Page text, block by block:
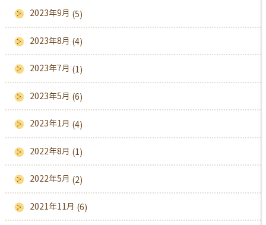
2023年9月 (5)
2023年8月 (4)
2023年7月 (1)
2023年5月 (6)
2023年1月 (4)
2022年8月 (1)
2022年5月 (2)
2021年11月 (6)